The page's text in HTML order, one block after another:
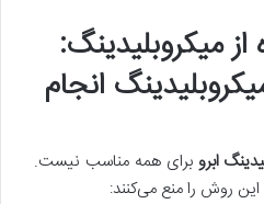
از میکروبلیدینگ:
انجام
ابرو برای همه مناسب نیست.
روش را منع می‌کنند: